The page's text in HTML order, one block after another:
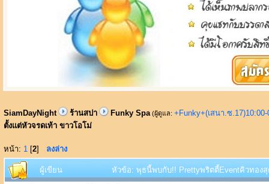
SiamDayNight ร้านสปา Funky Spa (ผู้ดูแล: +Funky+(เสนา.ซ
ตั้งแต่หัวจรดเท้า ขาวโอโม่
หน้า: 1 [2] ลงล่าง
ผู้เขียน หัวข้อ: พุธนี้พบกับ!! Prettyพริตตี้Eventคิวทองสุ